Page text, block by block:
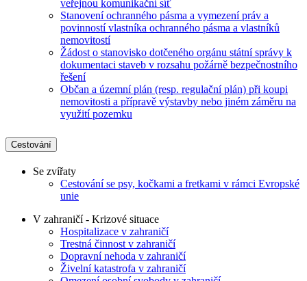
veřejnou komunikační síť
Stanovení ochranného pásma a vymezení práv a
povinností vlastníka ochranného pásma a vlastníků
nemovitostí
Žádost o stanovisko dotčeného orgánu státní správy k
dokumentaci staveb v rozsahu požárně bezpečnostního
řešení
Občan a územní plán (resp. regulační plán) při koupi
nemovitosti a přípravě výstavby nebo jiném záměru na
využití pozemku
Cestování
Se zvířaty
Cestování se psy, kočkami a fretkami v rámci Evropské
unie
V zahraničí - Krizové situace
Hospitalizace v zahraničí
Trestná činnost v zahraničí
Dopravní nehoda v zahraničí
Živelní katastrofa v zahraničí